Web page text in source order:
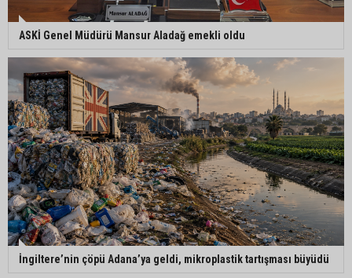
ASKİ Genel Müdürü Mansur Aladağ emekli oldu
İngiltere’nin çöpü Adana’ya geldi, mikroplastik tartışması büyüdü